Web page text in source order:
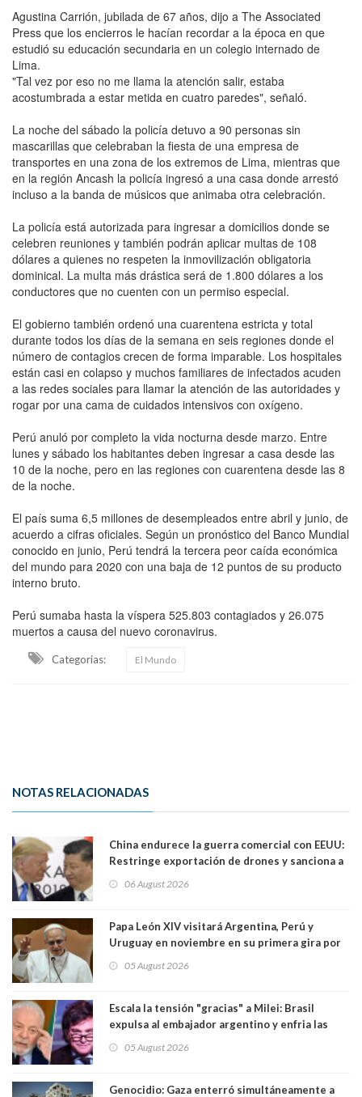
Agustina Carrión, jubilada de 67 años, dijo a The Associated
Press que los encierros le hacían recordar a la época en que
estudió su educación secundaria en un colegio internado de
Lima.
"Tal vez por eso no me llama la atención salir, estaba
acostumbrada a estar metida en cuatro paredes", señaló.
La noche del sábado la policía detuvo a 90 personas sin
mascarillas que celebraban la fiesta de una empresa de
transportes en una zona de los extremos de Lima, mientras que
en la región Ancash la policía ingresó a una casa donde arrestó
incluso a la banda de músicos que animaba otra celebración.
La policía está autorizada para ingresar a domicilios donde se
celebren reuniones y también podrán aplicar multas de 108
dólares a quienes no respeten la inmovilización obligatoria
dominical. La multa más drástica será de 1.800 dólares a los
conductores que no cuenten con un permiso especial.
El gobierno también ordenó una cuarentena estricta y total
durante todos los días de la semana en seis regiones donde el
número de contagios crecen de forma imparable. Los hospitales
están casi en colapso y muchos familiares de infectados acuden
a las redes sociales para llamar la atención de las autoridades y
rogar por una cama de cuidados intensivos con oxígeno.
Perú anuló por completo la vida nocturna desde marzo. Entre
lunes y sábado los habitantes deben ingresar a casa desde las
10 de la noche, pero en las regiones con cuarentena desde las 8
de la noche.
El país suma 6,5 millones de desempleados entre abril y junio, de
acuerdo a cifras oficiales. Según un pronóstico del Banco Mundial
conocido en junio, Perú tendrá la tercera peor caída económica
del mundo para 2020 con una baja de 12 puntos de su producto
interno bruto.
Perú sumaba hasta la víspera 525.803 contagiados y 26.075
muertos a causa del nuevo coronavirus.
Categorias: El Mundo
NOTAS RELACIONADAS
China endurece la guerra comercial con EEUU:
Restringe exportación de drones y sanciona a
06 August 2026
Papa León XIV visitará Argentina, Perú y
Uruguay en noviembre en su primera gira por
05 August 2026
Escala la tensión "gracias" a Milei: Brasil
expulsa al embajador argentino y enfria las
trasandino
05 August 2026
Genocidio: Gaza enterró simultáneamente a